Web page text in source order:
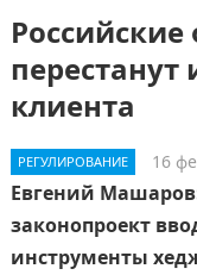
перестанут
клиента
РЕГУЛИРОВАНИЕ 16
Евгений
законопроект
инструменты